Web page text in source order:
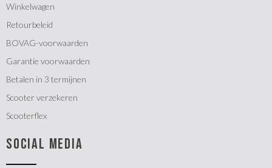
Winkelwagen
Retourbeleid
BOVAG-voorwaarden
Garantie voorwaarden
Betalen in 3 termijnen
Scooter verzekeren
Scooterflex
SOCIAL MEDIA